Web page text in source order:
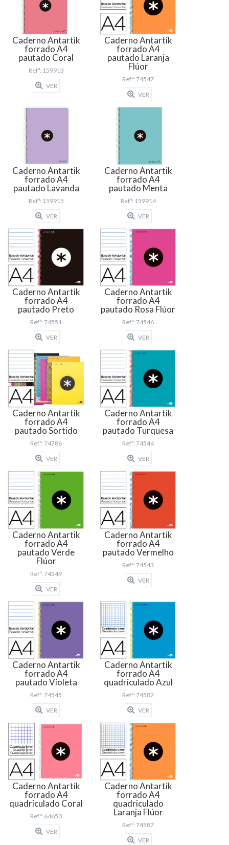
Caderno Antartik
forrado A4
pautado Coral
Refª: 159913
VER
Caderno Antartik
forrado A4
pautado Laranja
Flúor
Refª: 74547
VER
Caderno Antartik
forrado A4
pautado Lavanda
Refª: 159915
VER
Caderno Antartik
forrado A4
pautado Menta
Refª: 159914
VER
Caderno Antartik
forrado A4
pautado Preto
Refª: 74551
VER
Caderno Antartik
forrado A4
pautado Rosa Flúor
Refª: 74546
VER
Caderno Antartik
forrado A4
pautado Sortido
Refª: 74786
VER
Caderno Antartik
forrado A4
pautado Turquesa
Refª: 74544
VER
Caderno Antartik
forrado A4
pautado Verde
Flúor
Refª: 74549
VER
Caderno Antartik
forrado A4
pautado Vermelho
Refª: 74543
VER
Caderno Antartik
forrado A4
pautado Violeta
Refª: 74545
VER
Caderno Antartik
forrado A4
quadriculado Azul
Refª: 74582
VER
Caderno Antartik
forrado A4
quadriculado Coral
Refª: 64650
VER
Caderno Antartik
forrado A4
quadriculado
Laranja Flúor
Refª: 74587
VER